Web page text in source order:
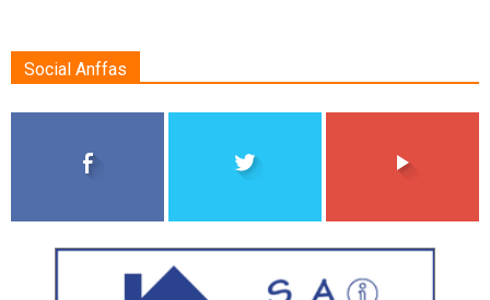
Social Anffas